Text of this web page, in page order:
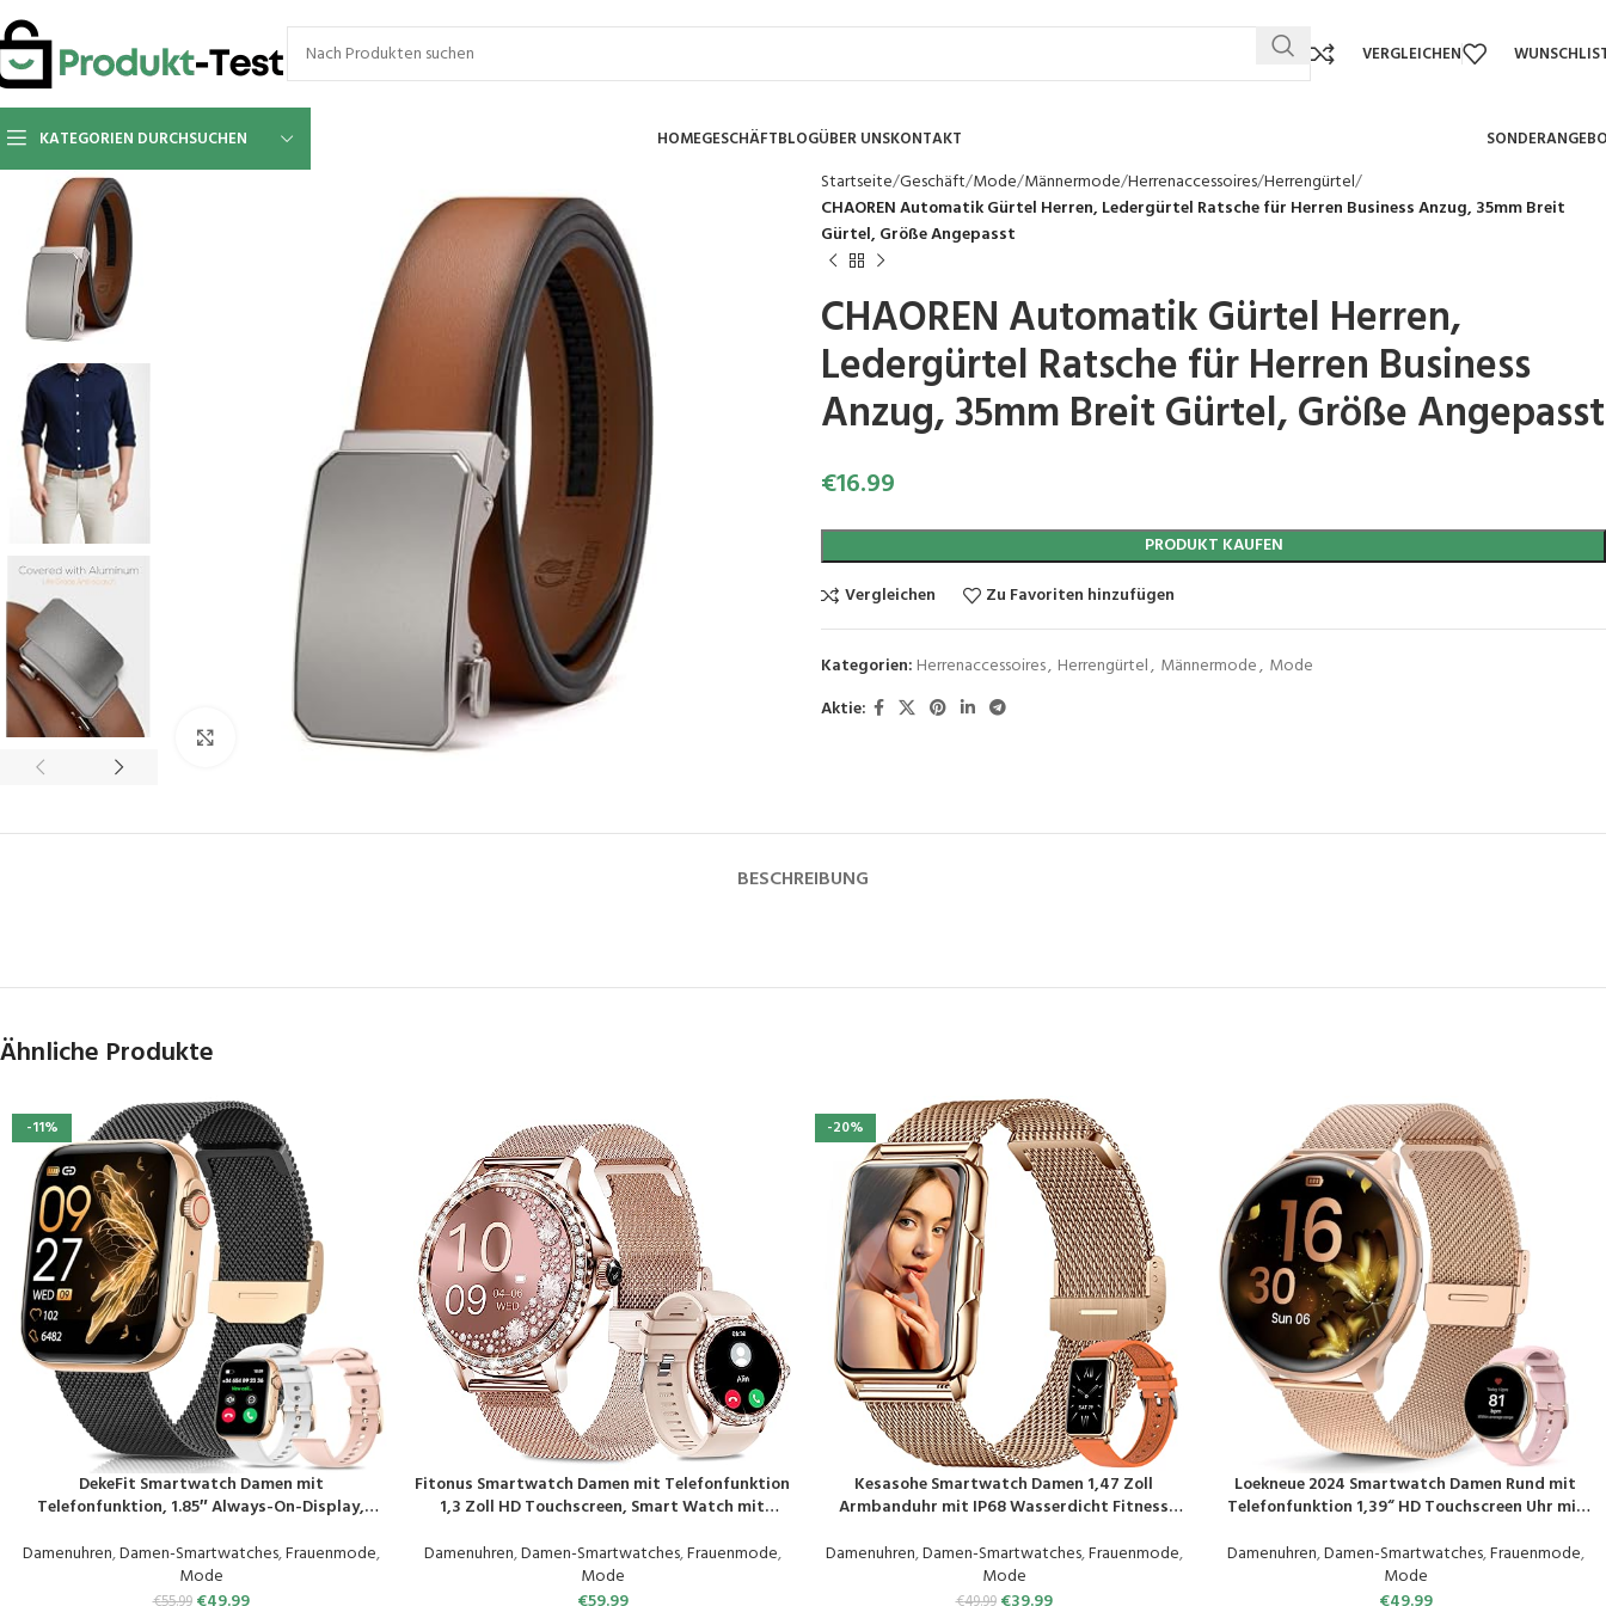
VERGLEICHEN
KATEGORIEN DURCHSUCHEN HOMEGESCHÄFTBLOGÜBER UNSKONTAKT
Click to enlarge
Startseite Geschäft Mode Männermode Herrenaccessoires Herrengürtel
CHAOREN Automatik Gürtel Herren, Ledergürtel Ratsche für Herren Business Anzug, 35mm Breit
Gürtel, Größe Angepasst
CHAOREN Automatik Gürtel Herren,
Ledergürtel Ratsche für Herren Business
Anzug, 35mm Breit Gürtel, Größe Angepasst
€16.99
PRODUKT KAUFEN
Vergleichen
Zu Favoriten hinzufügen
Kategorien: Herrenaccessoires, Herrengürtel, Männermode, Mode
Aktie:
BESCHREIBUNG
Ähnliche Produkte
-11%
PRODUKT KAUFEN
DekeFit Smartwatch Damen mit
Telefonfunktion, 1.85″ Always-On-Display,
Schlafmonitor/Herzfrequenz/SpO2, 120+
Sportuhr IP68 Wasserdicht für iOS Android
Schwarzes Gold
Damenuhren,Damen-Smartwatches,Frauenmode,
Mode
PRODUKT KAUFEN
Fitonus Smartwatch Damen mit Telefonfunktion
1,3 Zoll HD Touchscreen, Smart Watch mit
SpO2 Schlafmonitor, IP68 Fitnessuhr Tracker für
iOS Android
Damenuhren,Damen-Smartwatches,Frauenmode,
Mode
-20%
PRODUKT KAUFEN
Kesasohe Smartwatch Damen 1,47 Zoll
Armbanduhr mit IP68 Wasserdicht Fitness
SpO2 124 Trainingsmodi Herzfrequenzmessung
Schlafmonitor Android iOS Roségold
Damenuhren,Damen-Smartwatches,Frauenmode,
Mode
PRODUKT KAUFEN
Loekneue 2024 Smartwatch Damen Rund mit
Telefonfunktion 1,39“ HD Touchscreen Uhr mit
Wasserdichter/Schrittzähler/Fitness/für iOS
Android Rosa Gold
Damenuhren,Damen-Smartwatches,Frauenmode,
Mode